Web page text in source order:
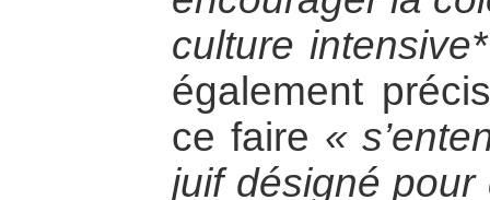
culture
également
ce faire «
juif désigné